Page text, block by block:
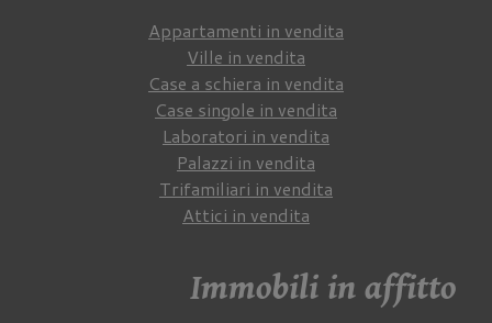
Appartamenti in vendita
Ville in vendita
Case a schiera in vendita
Case singole in vendita
Laboratori in vendita
Palazzi in vendita
Trifamiliari in vendita
Attici in vendita
Immobili in affitto